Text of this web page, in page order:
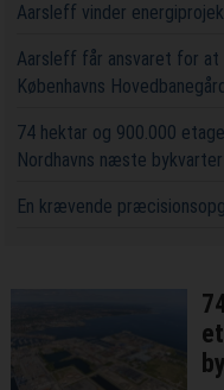
Aarsleff vinder
Aarsleff får ansvaret for at
Københavns
74 hektar og 900.000
Nordhavns næste bykvarter
En krævende